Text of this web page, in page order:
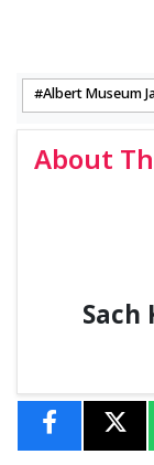
Albert Museum
About
Sach